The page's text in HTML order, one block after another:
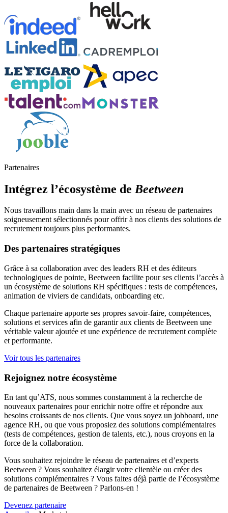
Partenaires
Intégrez l’écosystème de Beetween
Nous travaillons main dans la main avec un réseau de partenaires
soigneusement sélectionnés pour offrir à nos clients des solutions de
recrutement toujours plus performantes.
Des partenaires stratégiques
Grâce à sa collaboration avec des leaders RH et des éditeurs
technologiques de pointe, Beetween facilite pour ses clients l’accès à
un écosystème de solutions RH spécifiques : tests de compétences,
animation de viviers de candidats, onboarding etc.
Chaque partenaire apporte ses propres savoir-faire, compétences,
solutions et services afin de garantir aux clients de Beetween une
véritable valeur ajoutée et une expérience de recrutement complète
et performante.
Voir tous les partenaires
Rejoignez notre écosystème
En tant qu’ATS, nous sommes constamment à la recherche de
nouveaux partenaires pour enrichir notre offre et répondre aux
besoins croissants de nos clients. Que vous soyez un jobboard, une
agence RH, ou que vous proposiez des solutions complémentaires
(tests de compétences, gestion de talents, etc.), nous croyons en la
force de la collaboration.
Vous souhaitez rejoindre le réseau de partenaires et d’experts
Beetween ? Vous souhaitez élargir votre clientèle ou créer des
solutions complémentaires ? Vous faites déjà partie de l’écosystème
de partenaires de Beetween ? Parlons-en !
Devenez partenaire